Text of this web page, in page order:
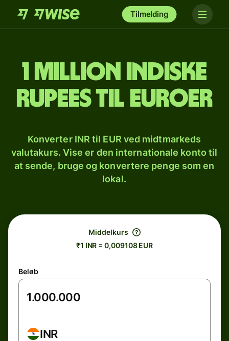
Tilmelding
1 million indiske
rupees til euroer
Konverter INR til EUR ved midtmarkeds
valutakurs. Vise er den internationale konto til
at sende, bruge og konvertere penge som en
lokal.
Middelkurs
₹1 INR = 0,009108 EUR
Beløb
INR